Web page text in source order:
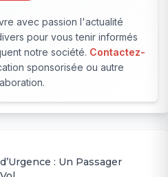
avec passion l'actualité
pour vous tenir informés
notre société. Contactez-
sponsorisée ou autre
: Un Passager